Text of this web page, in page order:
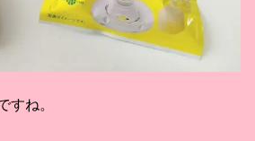
すね。